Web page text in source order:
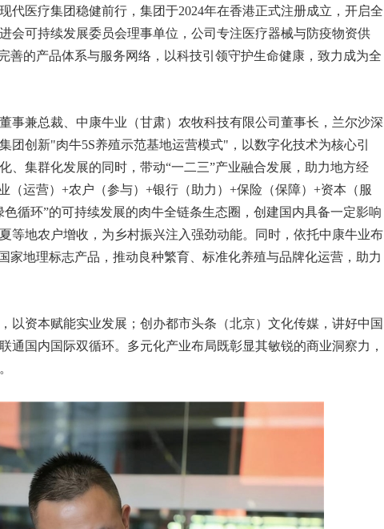
代医疗集团稳健前行，集团于2024年在香港正式注册成立，开启全
会可持续发展委员会理事单位，公司专注医疗器械与防疫物资供
善的产品体系与服务网络，以科技引领守护生命健康，致力成为全
事兼总裁、中康牛业（甘肃）农牧科技有限公司董事长，兰尔沙深
团创新"肉牛5S养殖示范基地运营模式"，以数字化技术为核心引
、集群化发展的同时，带动“一二三”产业融合发展，助力地方经
（运营）+农户（参与）+银行（助力）+保险（保障）+资本（服
循环”的可持续发展的肉牛全链条生态圈，创建国内具备一定影响
等地农户增收，为乡村振兴注入强劲动能。同时，依托中康牛业布
家地理标志产品，推动良种繁育、标准化养殖与品牌化运营，助力
以资本赋能实业发展；创办都市头条（北京）文化传媒，讲好中国
通国内国际双循环。多元化产业布局既彰显其敏锐的商业洞察力，